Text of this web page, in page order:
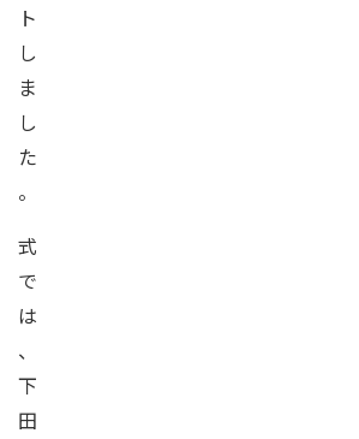
ト
し
ま
し
た
。
式
で
は
、
下
田